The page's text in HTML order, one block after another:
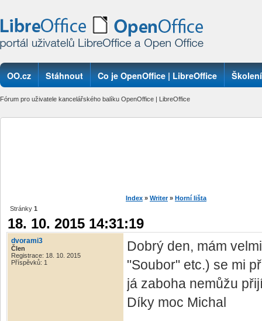
OO.cz Stáhnout Co je OpenOffice | LibreOffice Školení
Fórum pro uživatele kancelářského balíku OpenOffice | LibreOffice
Index » Writer » Horní lišta
Stránky 1
18. 10. 2015 14:31:19
dvorami3
Člen
Registrace: 18. 10. 2015
Příspěvků: 1
Dobrý den, mám
"Soubor" etc.) se mi
já zaboha nemůžu
Díky moc Michal